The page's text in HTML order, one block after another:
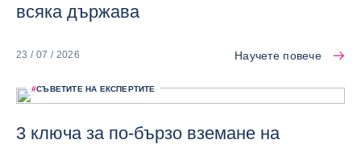
всяка държава
23 / 07 / 2026 Научете повече
#СЪВЕТИТЕ НА ЕКСПЕРТИТЕ
3 ключа за по-бързо вземане на